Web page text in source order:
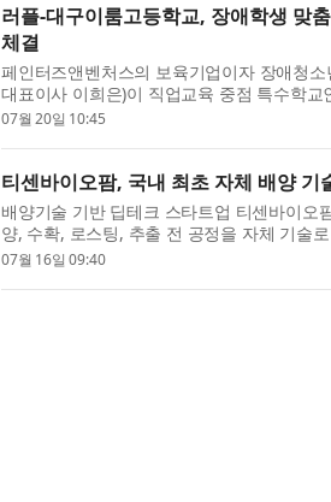
러플-대구이룸고등학교, 장애학생 맞
체결
페인터즈앤벤처스의 보육기업이자 장애청
대표이사 이희은)이 직업교육 중점 특수학
의 미래 역량 강화 및 사회참여 확대를 ...
07월 20일 10:45
티센바이오팜, 국내 최초 자체 배양 기
배양기술 기반 딥테크 스타트업 티센바이오
양, 수확, 로스팅, 추출 전 공정을 자체 기술
서 전 공정을 자체 기술로 구현해 시...
07월 16일 09:40